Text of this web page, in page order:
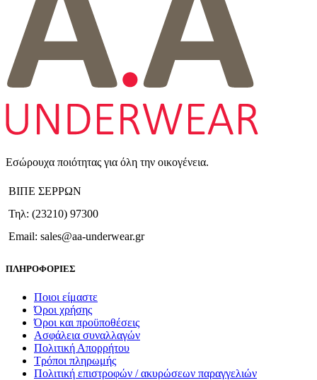
Εσώρουχα ποιότητας για όλη την οικογένεια.
ΒΙΠΕ ΣΕΡΡΩΝ
Τηλ: (23210) 97300
Email: sales@aa-underwear.gr
ΠΛΗΡΟΦΟΡΙΕΣ
Ποιοι είμαστε
Όροι χρήσης
Όροι και προϋποθέσεις
Ασφάλεια συναλλαγών
Πολιτική Απορρήτου
Τρόποι πληρωμής
Πολιτική επιστροφών / ακυρώσεων παραγγελιών